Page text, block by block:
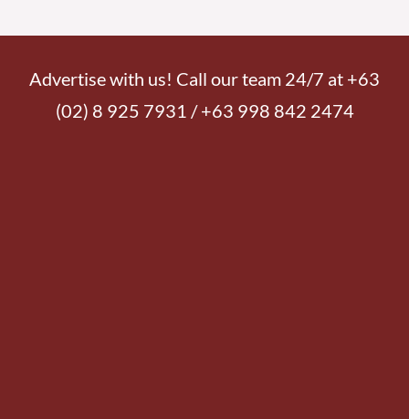
Advertise with us! Call our team 24/7 at +63
(02) 8 925 7931 / +63 998 842 2474